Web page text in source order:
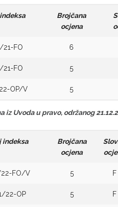
Brojčana
ocjena
FO 6
FO 5
OP/V 5
iz Uvoda u pravo, održanog
indeksa
Brojčana
ocjena
FO/V 5 F
22-OP 5 F